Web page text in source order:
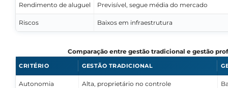
Rendimento de aluguel Previsível, segue média do mercado
Riscos Baixos em infraestrutura
Comparação entre gestão tradicional e gestão
CRITÉRIO GESTÃO TRADICIONAL
Autonomia Alta, proprietário no controle